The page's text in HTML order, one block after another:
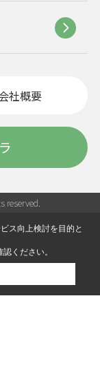
社概要
reserved.
ス向上検討を目的と
認ください。